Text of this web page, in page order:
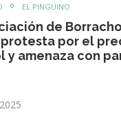
EL PINGÜINO
de
protesta por el
y amenaza con